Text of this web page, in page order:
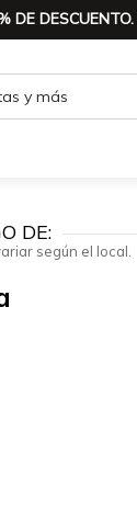
DE DESCUENTO.
DE:
según el local.